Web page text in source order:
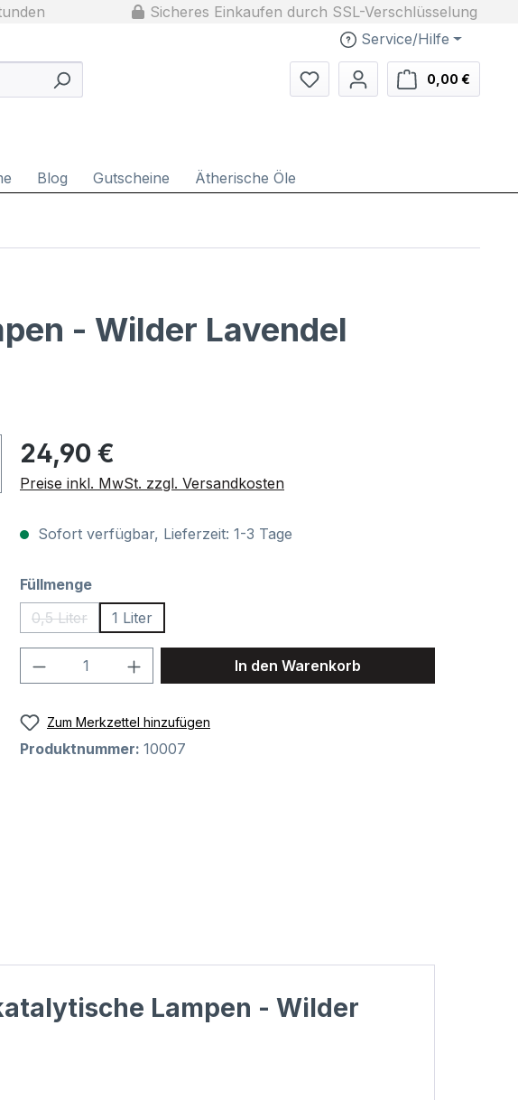
Sicheres Einkaufen durch SSL-Verschlüsselung
Service/Hilfe
Du hast 0 Produkte auf dem
0,00 €
Blog Gutscheine Ätherische Öle
- Wilder Lavendel
Regulärer Preis:
24,90 €
Preise inkl. MwSt. zzgl. Versandkosten
Sofort verfügbar, Lieferzeit: 1-3 Tage
Füllmengeauswählen
0,5 Liter
(Diese Option ist zurzeit nicht verfügbar.)
1 Liter
Produkt Anzahl: Gib den gewünschten Wert
In den Warenkorb
Zum Merkzettel hinzufügen
Produktnummer: 10007
Lampen - Wilder